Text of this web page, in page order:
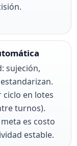
sujeción,
ciclo en lotes
turnos).
es costo
estable.